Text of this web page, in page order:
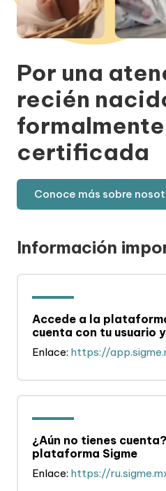
Por una
recién
formalmente
certificada
Conoce más sobre
Información
Accede a la
cuenta con tu usuario
Enlace: https://
¿Aún no tienes
plataforma Sigme
Enlace: https://